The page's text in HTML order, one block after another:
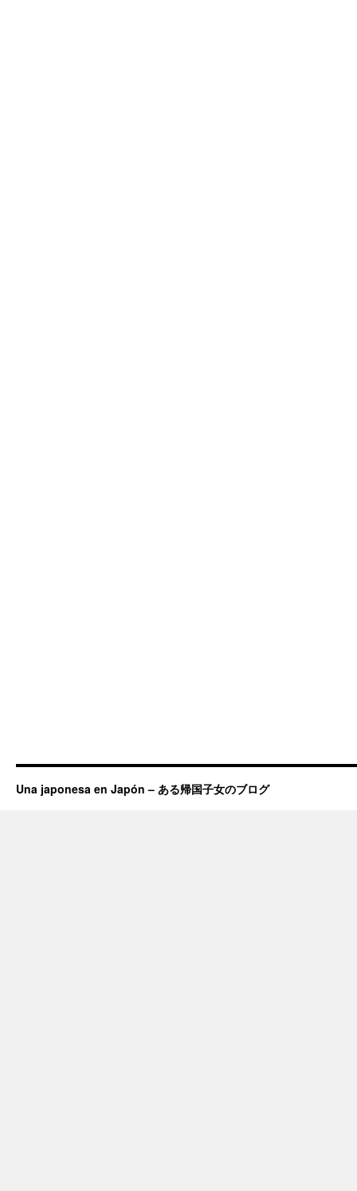
Una japonesa en Japón – ある帰国子女のブログ